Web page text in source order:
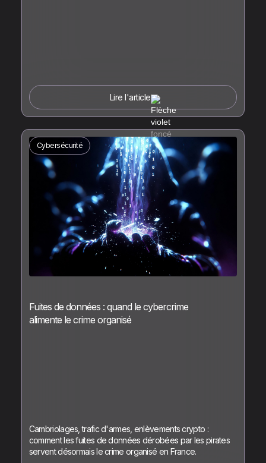
Lire l'article
Cybersécurité
Fuites de données : quand le cybercrime
alimente le crime organisé
Cambriolages, trafic d'armes, enlèvements crypto :
comment les fuites de données dérobées par les pirates
servent désormais le crime organisé en France.